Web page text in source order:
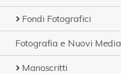
Fondi Fotografici
Fotografia e Nuovi Media
Manoscritti